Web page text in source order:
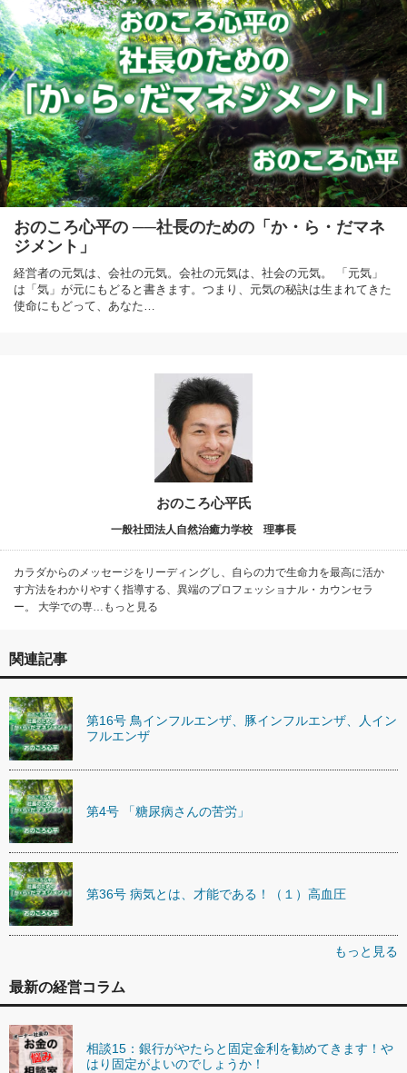
おのころ心平の ──社長のための「か・ら・だマネ
ジメント」
経営者の元気は、会社の元気。会社の元気は、社会の元気。 「元気」
は「気」が元にもどると書きます。つまり、元気の秘訣は生まれてきた
使命にもどって、あなた…
おのころ心平氏
一般社団法人自然治癒力学校 理事長
カラダからのメッセージをリーディングし、自らの力で生命力を最高に活か
す方法をわかりやすく指導する、異端のプロフェッショナル・カウンセラ
ー。 大学での専…もっと見る
関連記事
第16号 鳥インフルエンザ、豚インフルエンザ、人イン
フルエンザ
第4号 「糖尿病さんの苦労」
第36号 病気とは、才能である！（１）高血圧
もっと見る
最新の経営コラム
相談15：銀行がやたらと固定金利を勧めてきます！や
はり固定がよいのでしょうか！